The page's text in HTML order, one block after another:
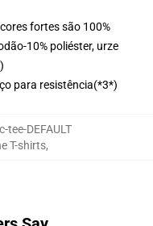
fortes são 100%
10% poliéster, urze
para resistência(*3*)
tee-DEFAULT
T-shirts,